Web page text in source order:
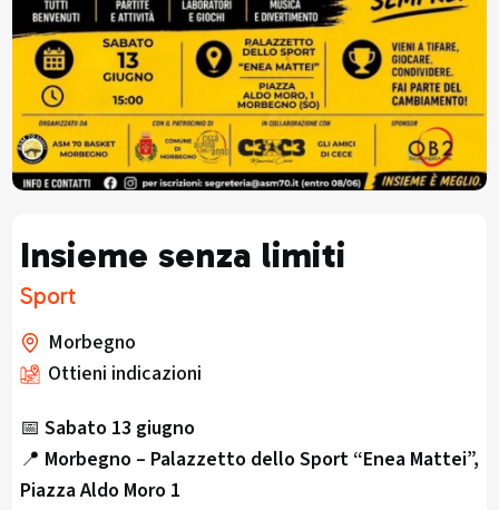
Insieme senza limiti
Sport
Morbegno
Ottieni indicazioni
📅 Sabato 13 giugno
📍 Morbegno – Palazzetto dello Sport “Enea Mattei”,
Piazza Aldo Moro 1